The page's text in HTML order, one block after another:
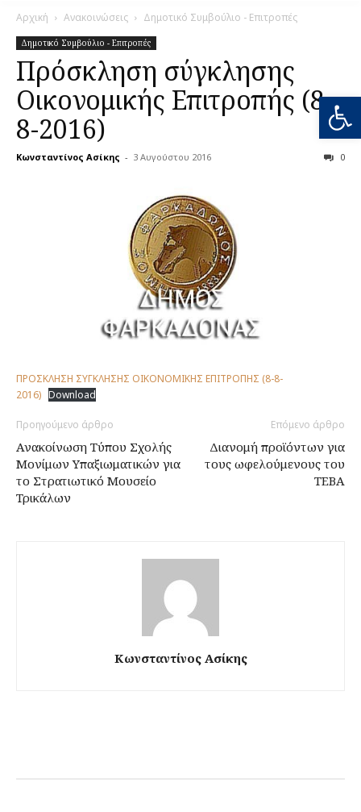
Αρχική Ανακοινώσεις Δημοτικό Συμβούλιο - Επιτροπές
Δημοτικό Συμβούλιο - Επιτροπές
Πρόσκληση σύγκλησης
Οικονομικής Επιτροπής (8-
8-2016)
Κωνσταντίνος Ασίκης - 3 Αυγούστου 2016 0
ΠΡΟΣΚΛΗΣΗ ΣΥΓΚΛΗΣΗΣ ΟΙΚΟΝΟΜΙΚΗΣ ΕΠΙΤΡΟΠΗΣ (8-8-
2016) Download
Προηγούμενο άρθρο
Ανακοίνωση Τύπου Σχολής
Μονίμων Υπαξιωματικών για
το Στρατιωτικό Μουσείο
Τρικάλων
Επόμενο άρθρο
Διανομή προϊόντων για
τους ωφελούμενους του
ΤΕΒΑ
Κωνσταντίνος Ασίκης